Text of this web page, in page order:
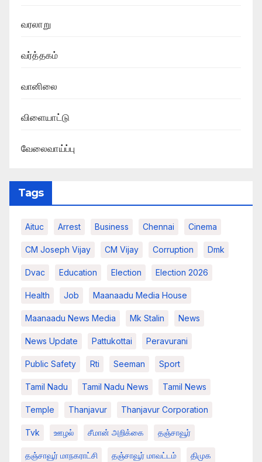
வரலாறு
வர்த்தகம்
வானிலை
விளையாட்டு
வேலைவாய்ப்பு
Tags
Aituc Arrest Business Chennai Cinema
CM Joseph Vijay CM Vijay Corruption Dmk
Dvac Education Election Election 2026
Health Job Maanaadu Media House
Maanaadu News Media Mk Stalin News
News Update Pattukottai Peravurani
Public Safety Rti Seeman Sport
Tamil Nadu Tamil Nadu News Tamil News
Temple Thanjavur Thanjavur Corporation
Tvk ஊழல் சீமான் அறிக்கை தஞ்சாவூர்
தஞ்சாவூர் மாநகராட்சி தஞ்சாவூர் மாவட்டம் திமுக